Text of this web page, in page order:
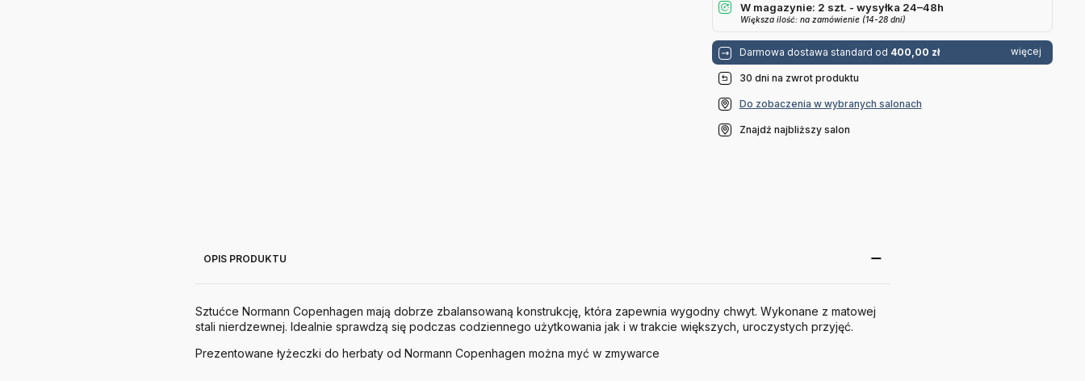
W magazynie: 2 szt. - wysyłka 24–48h
Większa ilość: na zamówienie (14-28 dni)
Darmowa dostawa standard od 400,00 zł więcej
30 dni na zwrot produktu
Do zobaczenia w wybranych salonach
Znajdź najbliższy salon
OPIS PRODUKTU
Sztućce Normann Copenhagen mają dobrze zbalansowaną konstrukcję, która zapewnia wygodny chwyt. Wykonane z matowej
stali nierdzewnej. Idealnie sprawdzą się podczas codziennego użytkowania jak i w trakcie większych, uroczystych przyjęć.
Prezentowane łyżeczki do herbaty od Normann Copenhagen można myć w zmywarce